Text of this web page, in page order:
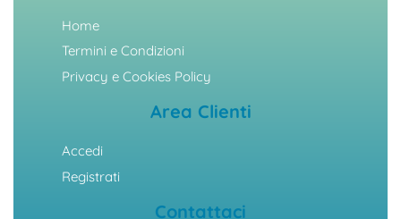
Home
Termini e Condizioni
Privacy e Cookies Policy
Area Clienti
Accedi
Registrati
Contattaci